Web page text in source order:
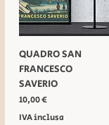
QUADRO SAN
FRANCESCO
SAVERIO
Prezzo
10,00 €
IVA inclusa